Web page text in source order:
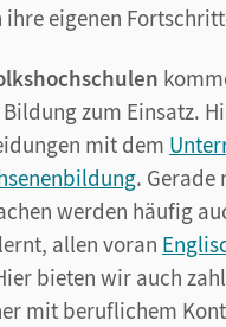
ihre eigenen
zum Einsatz.
mit dem
. Gerade
werden häufig
allen voran
bieten wir auch
mit beruflichem